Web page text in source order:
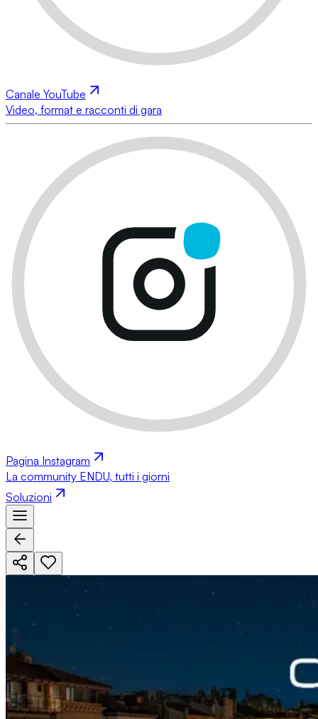
Canale YouTube
Video, format e racconti di gara
Pagina Instagram
La community ENDU, tutti i giorni
Soluzioni